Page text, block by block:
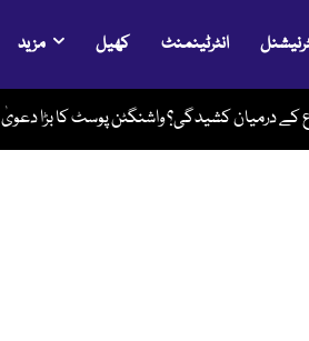
انٹرٹینمنٹ کھیل مزید
کے درمیان کشیدگی؟ واشنگٹن پوسٹ کا بڑا دعویٰ